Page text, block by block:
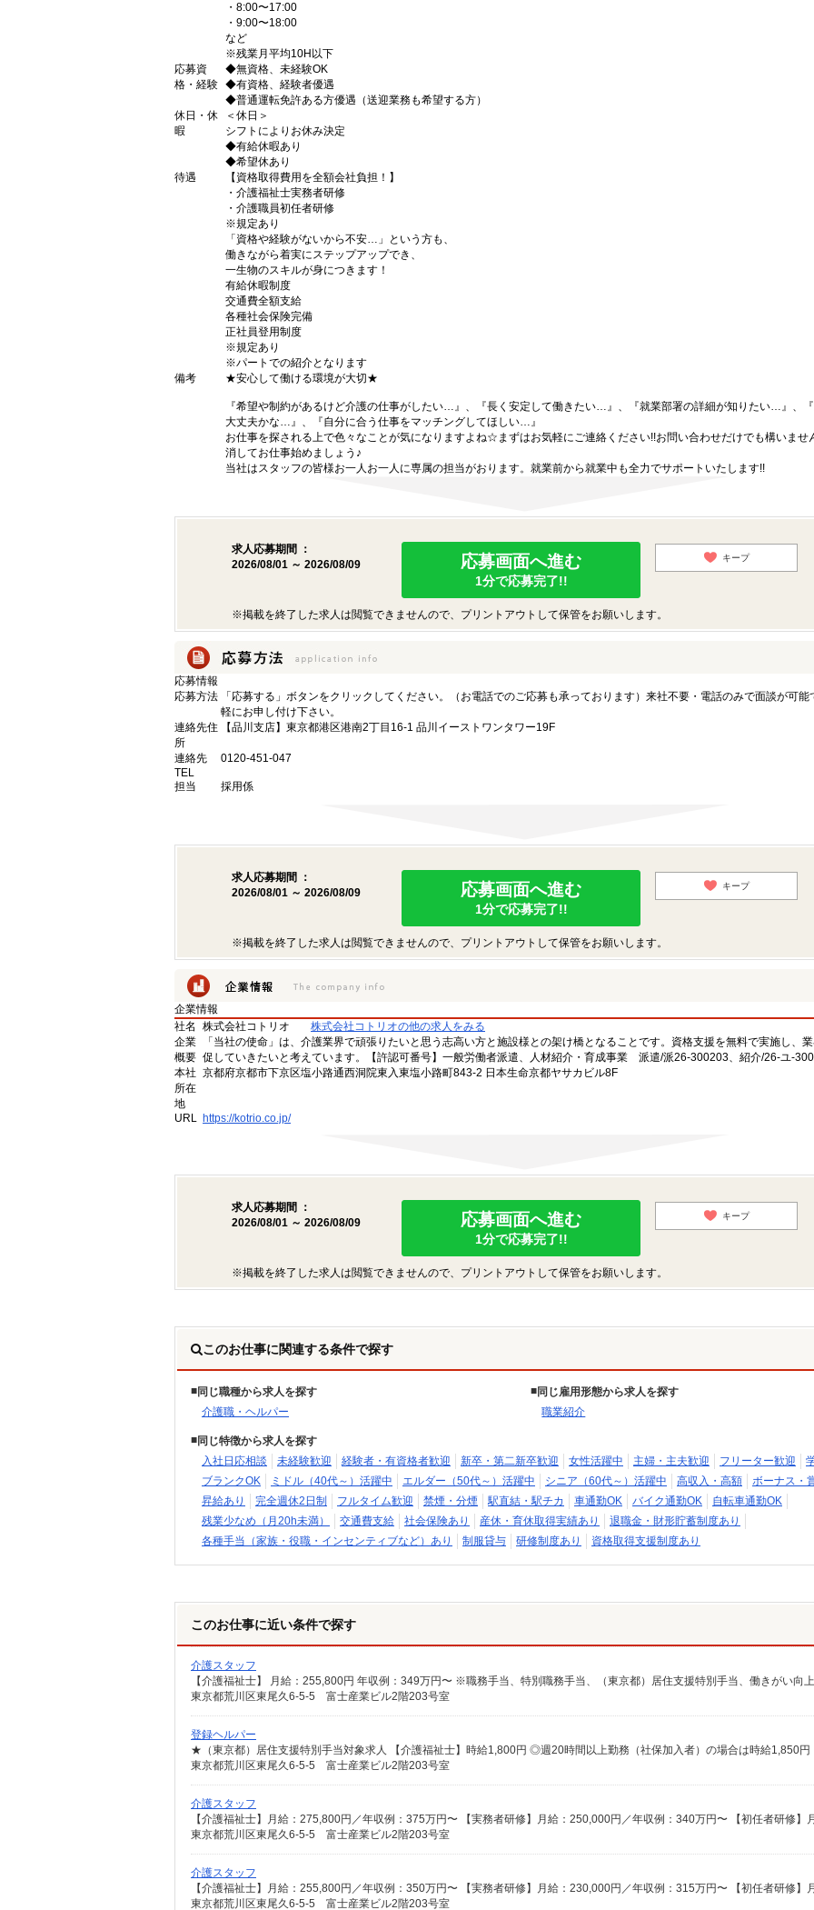
・8:00〜17:00
・9:00〜18:00
など
※残業月平均10H以下
応募資
格・経験
◆無資格、未経験OK
◆有資格、経験者優遇
◆普通運転免許ある方優遇（送迎業務も希望する方）
休日・休
暇
＜休日＞
シフトによりお休み決定
◆有給休暇あり
◆希望休あり
待遇
【資格取得費用を全額会社負担！】
・介護福祉士実務者研修
・介護職員初任者研修
※規定あり
「資格や経験がないから不安…」という方も、
働きながら着実にステップアップでき、
一生物のスキルが身につきます！
有給休暇制度
交通費全額支給
各種社会保険完備
正社員登用制度
※規定あり
※パートでの紹介となります
備考
★安心して働ける環境が大切★
『希望や制約があるけど介護の仕事がしたい…』、『長く安定して働きたい…』、『就業部署の詳細が知りたい…』、
大丈夫かな…』、『自分に合う仕事をマッチングしてほしい…』
お仕事を探される上で色々なことが気になりますよね☆まずはお気軽にご連絡ください!!お問い合わせだけでも構いませ
消してお仕事始めましょう♪
当社はスタッフの皆様お一人お一人に専属の担当がおります。就業前から就業中も全力でサポートいたします!!
求人応募期間 ：
2026/08/01 ～ 2026/08/09
応募画面へ進む
1分で応募完了!!
キープ
※掲載を終了した求人は閲覧できませんので、プリントアウトして保管をお願いします。
応募情報
応募方法
「応募する」ボタンをクリックしてください。（お電話でのご応募も承っております）来社不要・電話のみで面談が可能
軽にお申し付け下さい。
連絡先住
所
【品川支店】東京都港区港南2丁目16-1 品川イーストワンタワー19F
連絡先
TEL
0120-451-047
担当 採用係
求人応募期間 ：
2026/08/01 ～ 2026/08/09
応募画面へ進む
1分で応募完了!!
キープ
※掲載を終了した求人は閲覧できませんので、プリントアウトして保管をお願いします。
企業情報
社名
株式会社コトリオ
株式会社コトリオの他の求人をみる
企業
概要
「当社の使命」は、介護業界で頑張りたいと思う志高い方と施設様との架け橋となることです。資格支援を無料で実施し、
促していきたいと考えています。【許認可番号】一般労働者派遣、人材紹介・育成事業 派遣/派26-300203、紹介/26-ユ-
本社
所在
地
京都府京都市下京区塩小路通西洞院東入東塩小路町843-2 日本生命京都ヤサカビル8F
URL https://kotrio.co.jp/
求人応募期間 ：
2026/08/01 ～ 2026/08/09
応募画面へ進む
1分で応募完了!!
キープ
※掲載を終了した求人は閲覧できませんので、プリントアウトして保管をお願いします。
このお仕事に関連する条件で探す
同じ職種から求人を探す
介護職・ヘルパー
同じ雇用形態から求人を探す
職業紹介
同じ特徴から求人を探す
入社日応相談
未経験歓迎 経験者・有資格者歓迎 新卒・第二新卒歓迎 女性活躍中 主婦・主夫歓迎 フリーター歓迎
ブランクOK
ミドル（40代～）活躍中 エルダー（50代～）活躍中 シニア（60代～）活躍中 高収入・高額
ボーナス・
昇給あり
完全週休2日制 フルタイム歓迎 禁煙・分煙 駅直結・駅チカ 車通勤OK バイク通勤OK
自転車通勤OK
残業少なめ（月20h未満）
交通費支給 社会保険あり 産休・育休取得実績あり
退職金・財形貯蓄制度あり
各種手当（家族・役職・インセンティブなど）あり
制服貸与 研修制度あり 資格取得支援制度あり
このお仕事に近い条件で探す
介護スタッフ
東京都荒川区東尾久6-5-5 富士産業ビル2階203号室
登録ヘルパー
東京都荒川区東尾久6-5-5 富士産業ビル2階203号室
介護スタッフ
東京都荒川区東尾久6-5-5 富士産業ビル2階203号室
介護スタッフ
東京都荒川区東尾久6-5-5 富士産業ビル2階203号室